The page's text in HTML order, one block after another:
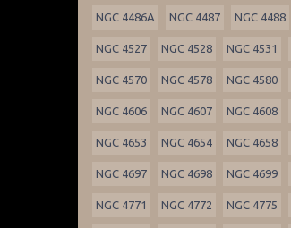
NGC 4486A NGC 4487 NGC 4488
NGC 4527 NGC 4528 NGC 4531
NGC 4570 NGC 4578 NGC 4580
NGC 4606 NGC 4607 NGC 4608
NGC 4653 NGC 4654 NGC 4658
NGC 4697 NGC 4698 NGC 4699
NGC 4771 NGC 4772 NGC 4775